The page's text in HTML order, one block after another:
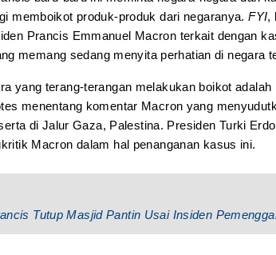
memboikot produk-produk dari negaranya.FYI,
Prancis Emmanuel Macron terkait dengan
memang sedang menyita perhatian di negara
yang terang-terangan melakukan boikot
menentang komentar Macron yang
di Jalur Gaza, Palestina. Presiden Turki
Macron dalam hal penanganan kasus ini.
Tutup Masjid Pantin Usai Insiden